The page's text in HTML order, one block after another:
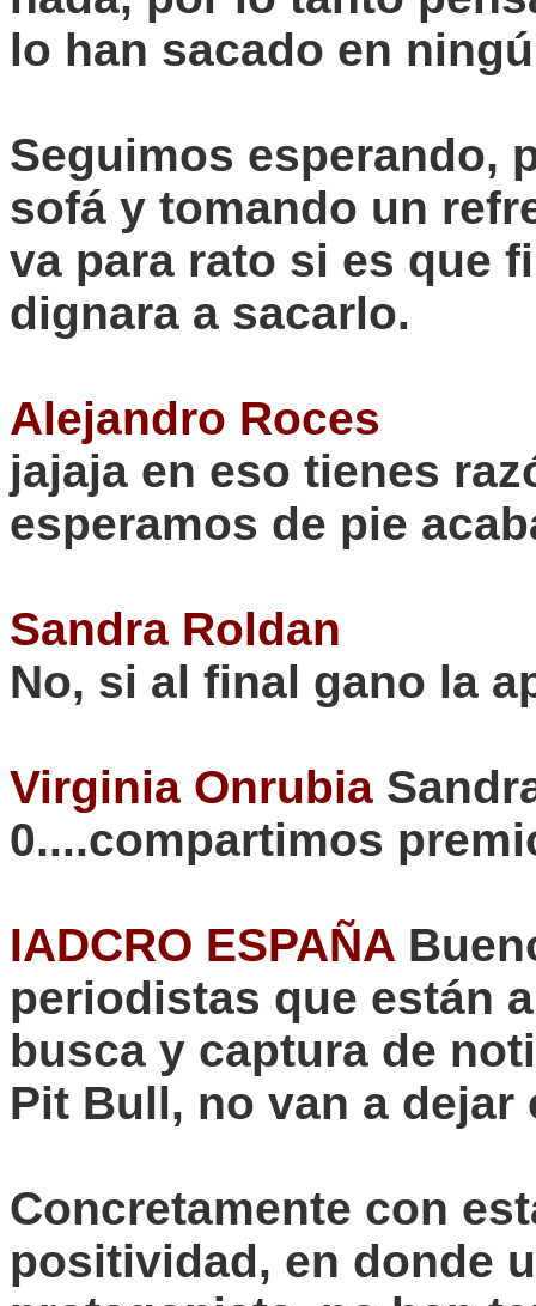
lo han sacado en
Seguimos esperando,
sofá y tomando un
va para rato si es que
dignara a sacarlo.
Alejandro Roces
jajaja en eso tienes
esperamos de pie
Sandra Roldan
No, si al final gano la
Virginia Onrubia
0....compartimos
IADCRO ESPAÑA
periodistas que están
busca y captura de
Pit Bull, no van a
Concretamente con
positividad, en donde